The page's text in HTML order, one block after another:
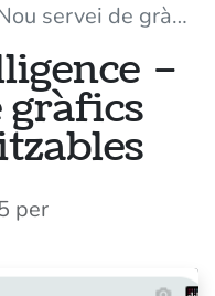
web personalitzables
–
gràfics
per